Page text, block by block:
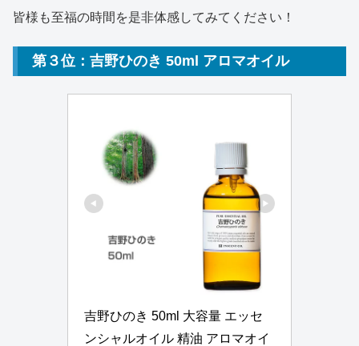
皆様も至福の時間を是非体感してみてください！
第３位：吉野ひのき 50ml アロマオイル
吉野ひのき 50ml 大容量 エッセ
ンシャルオイル 精油 アロマオイ